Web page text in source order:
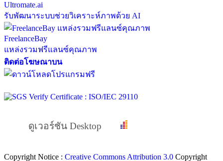
Ultromate.ai
รับพัฒนาระบบช่วยวิเคราะห์ภาพด้วย AI
FreelanceBay
แหล่งรวมฟรีแลนซ์คุณภาพ
ติดต่อโฆษณาบน
ดูเวอร์ชัน Desktop
Copyright Notice : Creative Commons Attribution 3.0 Copyright